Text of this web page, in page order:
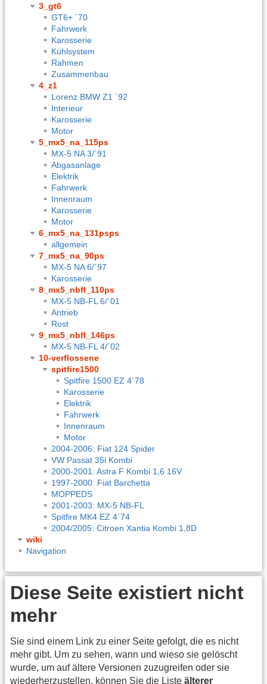
3_gt6
GT6+ ´70
Fahrwerk
Karosserie
Kühlsystem
Rahmen
Zusammenbau
4_z1
Lorenz BMW Z1 ´92
Interieur
Karosserie
Motor
5_mx5_na_115ps
MX-5 NA 3/´91
Abgasanlage
Elektrik
Fahrwerk
Innenraum
Karosserie
Motor
6_mx5_na_131psps
allgemein
7_mx5_na_90ps
MX-5 NA 6/´97
Karosserie
8_mx5_nbfl_110ps
MX-5 NB-FL 6/´01
Antrieb
Rost
9_mx5_nbfl_146ps
MX-5 NB-FL 4/´02
10-verflossene
spitfire1500
Spitfire 1500 EZ 4´78
Karosserie
Elektrik
Fahrwerk
Innenraum
Motor
2004-2006: Fiat 124 Spider
VW Passat 35i Kombi
2000-2001: Astra F Kombi 1,6 16V
1997-2000: Fiat Barchetta
MOPPEDS
2001-2003: MX-5 NB-FL
Spitfire MK4 EZ 4´74
2004/2005: Citroen Xantia Kombi 1,8D
wiki
Navigation
Diese Seite existiert nicht
mehr
Sie sind einem Link zu einer Seite gefolgt, die es nicht
mehr gibt. Um zu sehen, wann und wieso sie gelöscht
wurde, um auf ältere Versionen zuzugreifen oder sie
wiederherzustellen, können Sie die Liste älterer